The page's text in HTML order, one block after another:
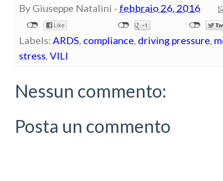
By Giuseppe Natalini - febbraio 26, 2016
Labels: ARDS, compliance, driving pressure,
stress, VILI
Nessun commento:
Posta un commento